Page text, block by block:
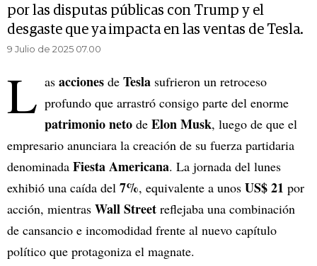
por las disputas públicas con Trump y el
desgaste que ya impacta en las ventas de Tesla.
9 Julio de 2025 07.00
L as acciones de Tesla sufrieron un retroceso
profundo que arrastró consigo parte del enorme
patrimonio neto de Elon Musk, luego de que el
empresario anunciara la creación de su fuerza partidaria
denominada Fiesta Americana. La jornada del lunes
exhibió una caída del 7%, equivalente a unos US$ 21 por
acción, mientras Wall Street reflejaba una combinación
de cansancio e incomodidad frente al nuevo capítulo
político que protagoniza el magnate.